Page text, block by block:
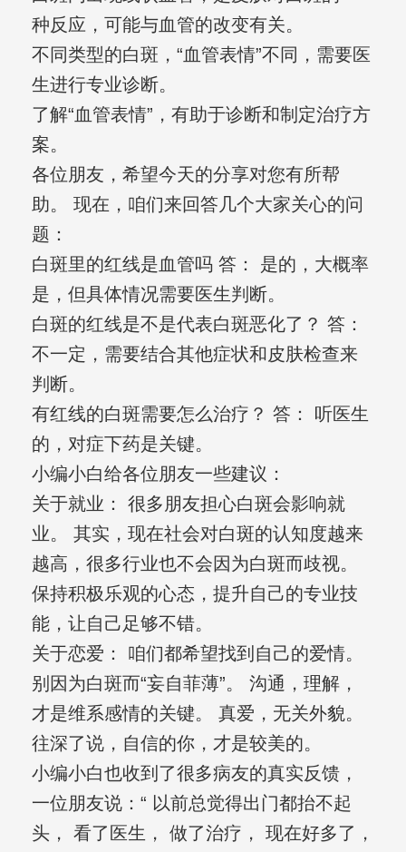
种反应，可能与血管的改变有关。
不同类型的白斑，“血管表情”不同，需要医
生进行专业诊断。
了解“血管表情”，有助于诊断和制定治疗方
案。
各位朋友，希望今天的分享对您有所帮
助。 现在，咱们来回答几个大家关心的问
题：
白斑里的红线是血管吗 答： 是的，大概率
是，但具体情况需要医生判断。
白斑的红线是不是代表白斑恶化了？ 答：
不一定，需要结合其他症状和皮肤检查来
判断。
有红线的白斑需要怎么治疗？ 答： 听医生
的，对症下药是关键。
小编小白给各位朋友一些建议：
关于就业： 很多朋友担心白斑会影响就
业。 其实，现在社会对白斑的认知度越来
越高，很多行业也不会因为白斑而歧视。
保持积极乐观的心态，提升自己的专业技
能，让自己足够不错。
关于恋爱： 咱们都希望找到自己的爱情。
别因为白斑而“妄自菲薄”。 沟通，理解，
才是维系感情的关键。 真爱，无关外貌。
往深了说，自信的你，才是较美的。
小编小白也收到了很多病友的真实反馈，
一位朋友说：“ 以前总觉得出门都抬不起
头， 看了医生， 做了治疗， 现在好多了，